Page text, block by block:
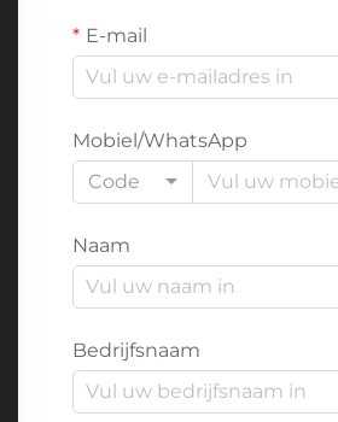
E-mail
Mobiel/WhatsApp
Code
Naam
Bedrijfsnaam